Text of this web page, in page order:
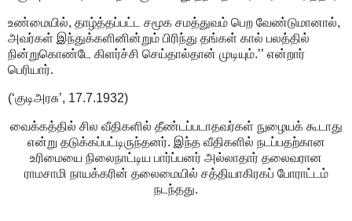
உண்மையில், தாழ்த்தப்பட்ட சமூக சமத்துவம் பெற வேண்டுமானால்,
அவர்கள் இந்துக்களினின்றும் பிரிந்து தங்கள் கால் பலத்தில்
நின்றுகொண்டே கிளர்ச்சி செய்தால்தான் முடியும்.’’ என்றார்
பெரியார்.
(‘குடிஅரசு’, 17.7.1932)
வைக்கத்தில் சில வீதிகளில் தீண்டப்படாதவர்கள் நுழையக் கூடாது
என்று தடுக்கப்பட்டிருந்தனர். இந்த வீதிகளில் நடப்பதற்கான
உரிமையை நிலைநாட்டிய பார்ப்பனர் அல்லாதார் தலைவரான
ராமசாமி நாயக்கரின் தலைமையில் சத்தியாகிரகப் போராட்டம்
நடந்தது.